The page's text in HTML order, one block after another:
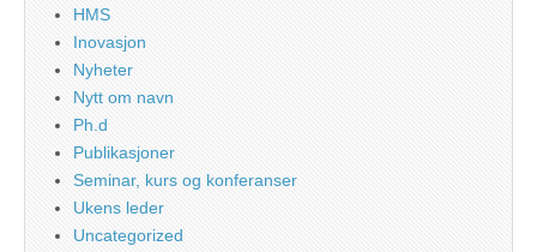
HMS
Inovasjon
Nyheter
Nytt om navn
Ph.d
Publikasjoner
Seminar, kurs og konferanser
Ukens leder
Uncategorized